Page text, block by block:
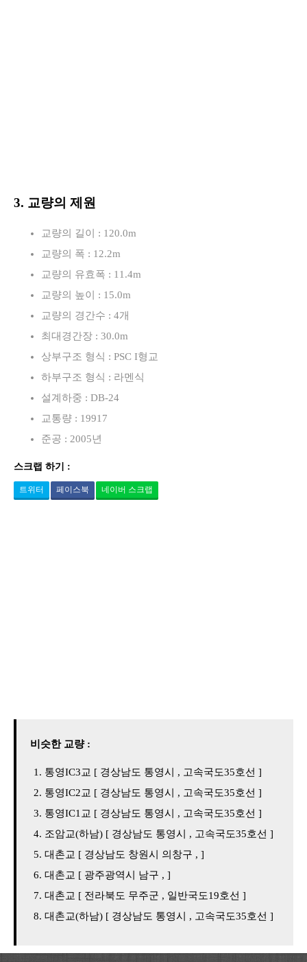
3. 교량의 제원
교량의 길이 : 120.0m
교량의 폭 : 12.2m
교량의 유효폭 : 11.4m
교량의 높이 : 15.0m
교량의 경간수 : 4개
최대경간장 : 30.0m
상부구조 형식 : PSC I형교
하부구조 형식 : 라멘식
설계하중 : DB-24
교통량 : 19917
준공 : 2005년
스크랩 하기 :
트위터 페이스북 네이버 스크랩
비슷한 교량 :
통영IC3교 [ 경상남도 통영시 , 고속국도35호선 ]
통영IC2교 [ 경상남도 통영시 , 고속국도35호선 ]
통영IC1교 [ 경상남도 통영시 , 고속국도35호선 ]
조암교(하남) [ 경상남도 통영시 , 고속국도35호선 ]
대촌교 [ 경상남도 창원시 의창구 , ]
대촌교 [ 광주광역시 남구 , ]
대촌교 [ 전라북도 무주군 , 일반국도19호선 ]
대촌교(하남) [ 경상남도 통영시 , 고속국도35호선 ]